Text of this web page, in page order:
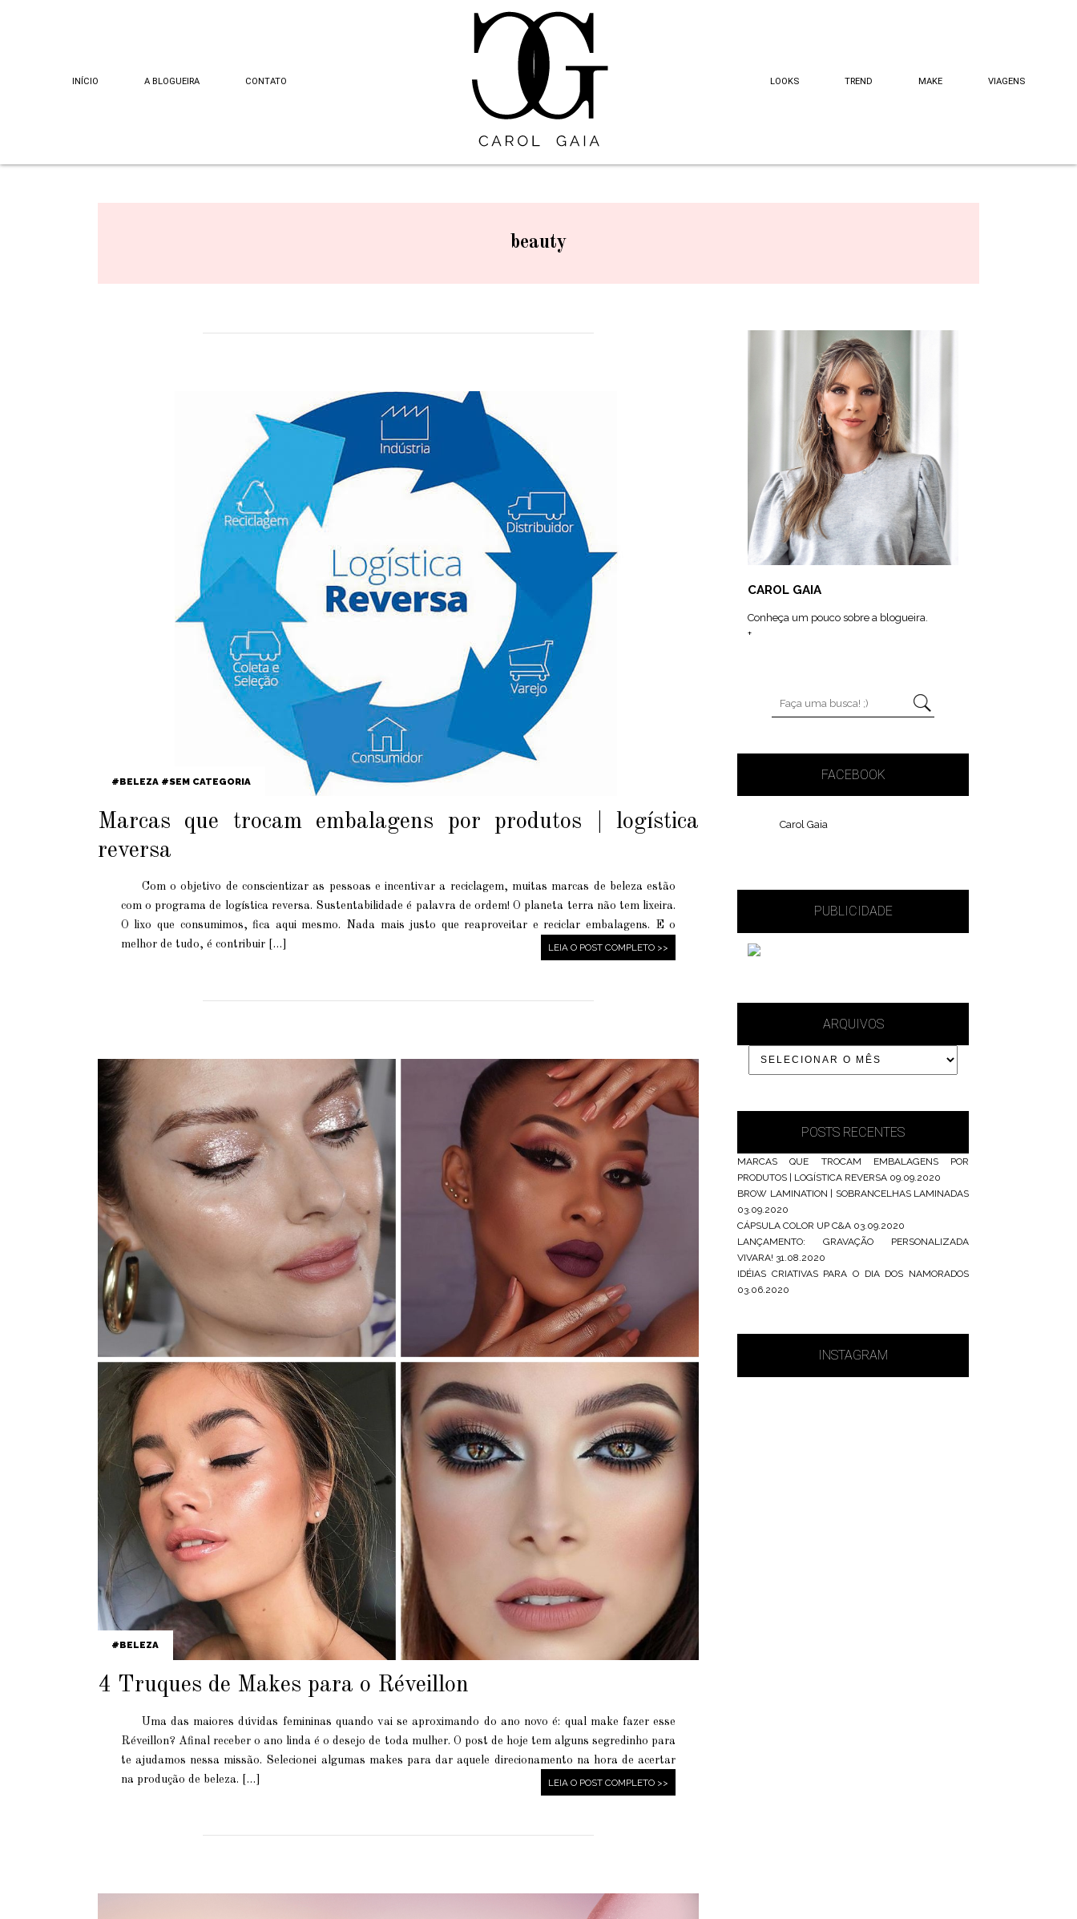
INÍCIO A BLOGUEIRA CONTATO LOOKS TREND MAKE VIAGENS
beauty
BELEZA SEM CATEGORIA
Marcas que trocam embalagens por produtos | logística
reversa
Com o objetivo de conscientizar as pessoas e incentivar a reciclagem, muitas marcas de beleza estão
com o programa de logística reversa. Sustentabilidade é palavra de ordem! O planeta terra não tem lixeira.
O lixo que consumimos, fica aqui mesmo. Nada mais justo que reaproveitar e reciclar embalagens. E o
melhor de tudo, é contribuir […]
LEIA O POST COMPLETO >>
BELEZA
4 Truques de Makes para o Réveillon
Uma das maiores dúvidas femininas quando vai se aproximando do ano novo é: qual make fazer esse
Réveillon? Afinal receber o ano linda é o desejo de toda mulher. O post de hoje tem alguns segredinho para
te ajudamos nessa missão. Selecionei algumas makes para dar aquele direcionamento na hora de acertar
na produção de beleza. […]
LEIA O POST COMPLETO >>
CAROL GAIA
Conheça um pouco sobre a blogueira.
+
FACEBOOK
Carol Gaia
PUBLICIDADE
ARQUIVOS
POSTS RECENTES
MARCAS QUE TROCAM EMBALAGENS POR
PRODUTOS | LOGÍSTICA REVERSA 09.09.2020
BROW LAMINATION | SOBRANCELHAS LAMINADAS
03.09.2020
CÁPSULA COLOR UP C&A 03.09.2020
LANÇAMENTO: GRAVAÇÃO PERSONALIZADA
VIVARA! 31.08.2020
IDÉIAS CRIATIVAS PARA O DIA DOS NAMORADOS
03.06.2020
INSTAGRAM